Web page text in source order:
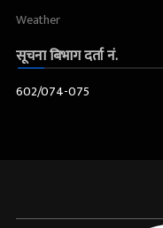
Weather
सूचना बिभाग दर्ता नं.
602/074-075